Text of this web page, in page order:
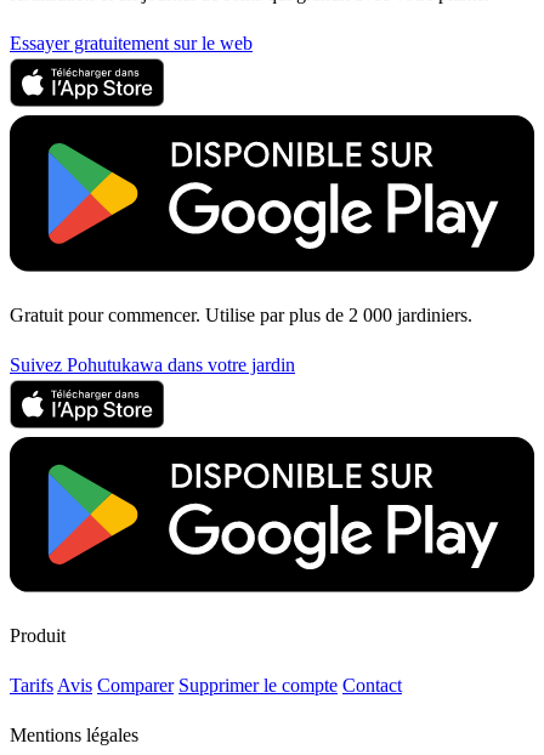
Essayer gratuitement sur le web
Gratuit pour commencer. Utilise par plus de 2 000 jardiniers.
Suivez Pohutukawa dans votre jardin
Produit
Tarifs Avis Comparer Supprimer le compte Contact
Mentions légales